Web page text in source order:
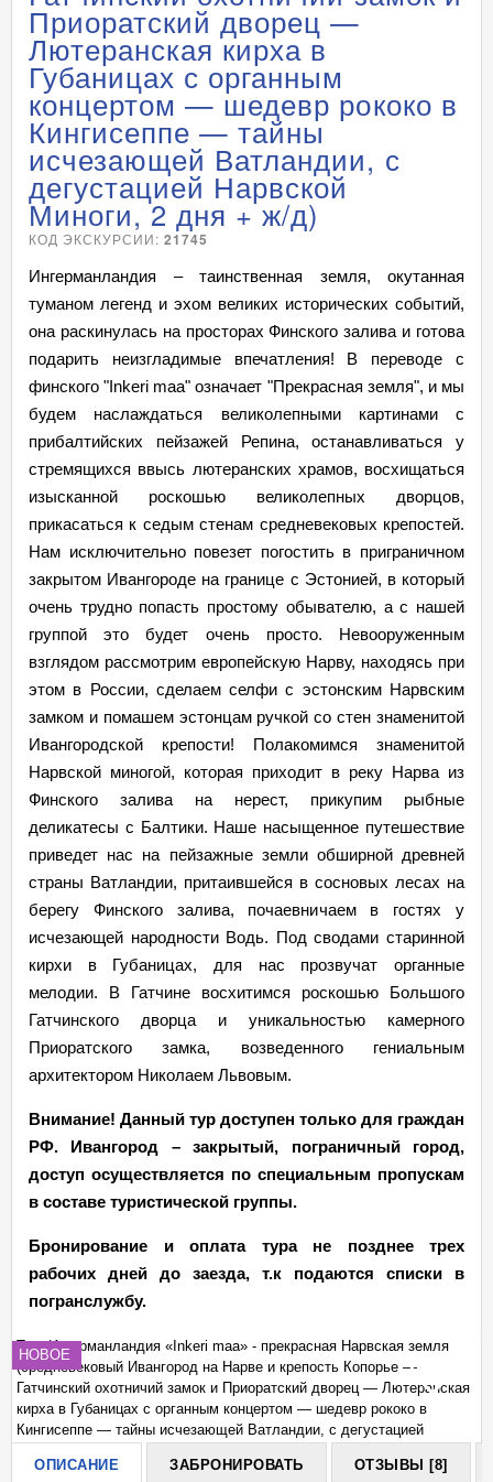
10.07.27Сб - 11.07 Вс 17 900
есть
24.07.27Сб- 25.07Вс 17 900
07.08.27Сб - 08.08 Вс 17 900
14.08.27Сб- 15.08Вс 17 900
есть
21.08.27 Сб- 22.08Вс 17 900
11.09.27Сб- 12.09Вс 17 900
25.09.27Сб - 26.09Вс 17 900
09.10.27Сб - 10.10 Вс 17 900
есть
05.11.27 Пт - 06.11
Сб 17 900 есть
Приоратский дворец —
Лютеранская кирха в
Губаницах с органным
концертом — шедевр рококо в
Кингисеппе — тайны
исчезающей Ватландии, с
дегустацией Нарвской
Миноги, 2 дня + ж/д)
КОД ЭКСКУРСИИ:21745
Ингерманландия – таинственная земля, окутанная
туманом легенд и эхом великих исторических событий,
она раскинулась на просторах Финского залива и готова
подарить неизгладимые впечатления! В переводе с
финского "Inkeri maa" означает "Прекрасная земля", и мы
будем наслаждаться великолепными картинами с
прибалтийских пейзажей Репина, останавливаться у
стремящихся ввысь лютеранских храмов, восхищаться
изысканной роскошью великолепных дворцов,
прикасаться к седым стенам средневековых крепостей.
Нам исключительно повезет погостить в приграничном
закрытом Ивангороде на границе с Эстонией, в который
очень трудно попасть простому обывателю, а с нашей
группой это будет очень просто. Невооруженным
взглядом рассмотрим европейскую Нарву, находясь при
этом в России, сделаем селфи с эстонским Нарвским
замком и помашем эстонцам ручкой со стен знаменитой
Ивангородской крепости! Полакомимся знаменитой
Нарвской миногой, которая приходит в реку Нарва из
Финского залива на нерест, прикупим рыбные
деликатесы с Балтики. Наше насыщенное путешествие
приведет нас на пейзажные земли обширной древней
страны Ватландии, притаившейся в сосновых лесах на
берегу Финского залива, почаевничаем в гостях у
исчезающей народности Водь. Под сводами старинной
кирхи в Губаницах, для нас прозвучат органные
мелодии. В Гатчине восхитимся роскошью Большого
Гатчинского дворца и уникальностью камерного
Приоратского замка, возведенного гениальным
архитектором Николаем Львовым.
Внимание! Данный тур доступен только для граждан
РФ. Ивангород – закрытый, пограничный город,
доступ осуществляется по специальным пропускам
в составе туристической группы.
Бронирование и оплата тура не позднее трех
рабочих дней до заезда, т.к подаются списки в
погранслужбу.
НОВОЕ
Тур: Ингерманландия «Inkeri maa» - прекрасная Нарвская земля
(средневековый Ивангород на Нарве и крепость Копорье —
Гатчинский охотничий замок и Приоратский дворец — Лютеранская
кирха в Губаницах с органным концертом — шедевр рококо в
Кингисеппе — тайны исчезающей Ватландии, с дегустацией
ОПИСАНИЕ
ЗАБРОНИРОВАТЬ ОТЗЫВЫ [8]